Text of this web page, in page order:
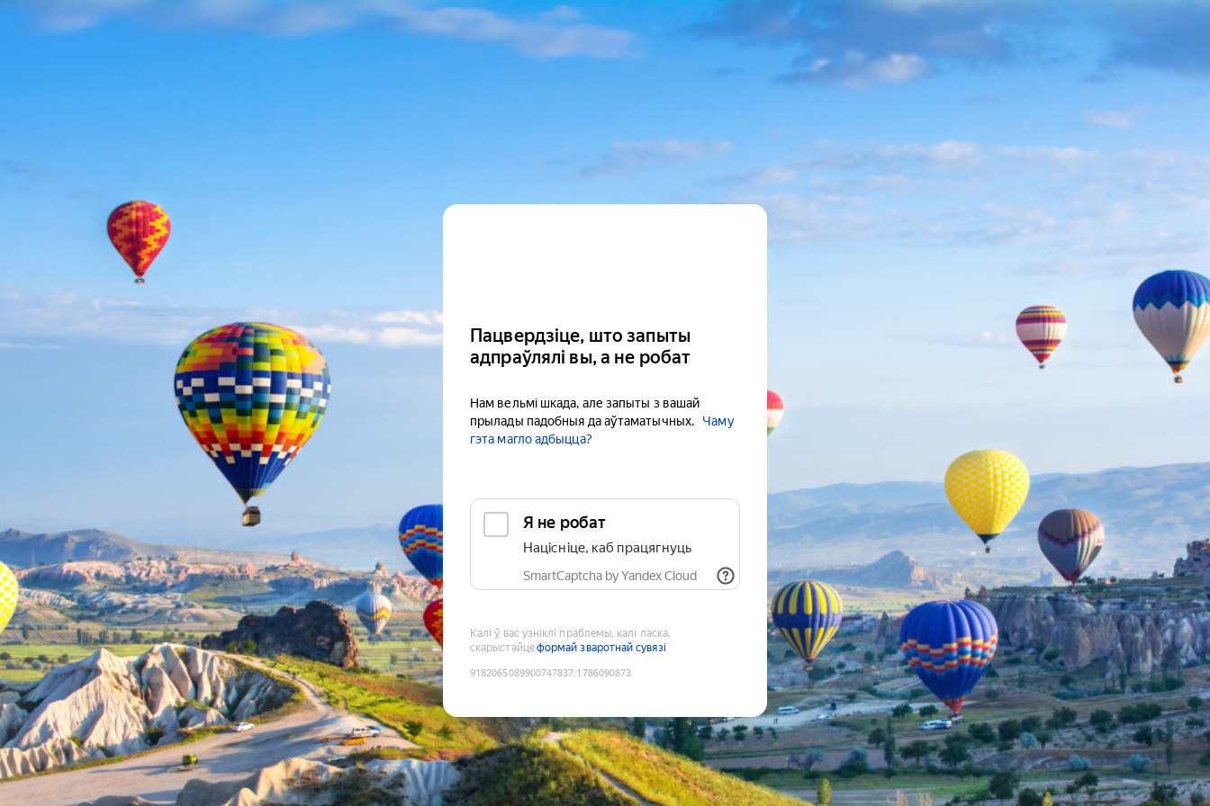
Пацвердзіце, што запыты
адпраўлялі вы, а не робат
Нам вельмі шкада, але запыты з вашай
прылады падобныя да аўтаматычных.
Чаму
гэта магло адбыцца?
Я не робат
Націсніце, каб працягнуць
SmartCaptcha by Yandex Cloud
Калі ў вас узніклі праблемы, калі ласка,
скарыстайцеформай зваротнай сувязі
9182065089900747837:1786090873